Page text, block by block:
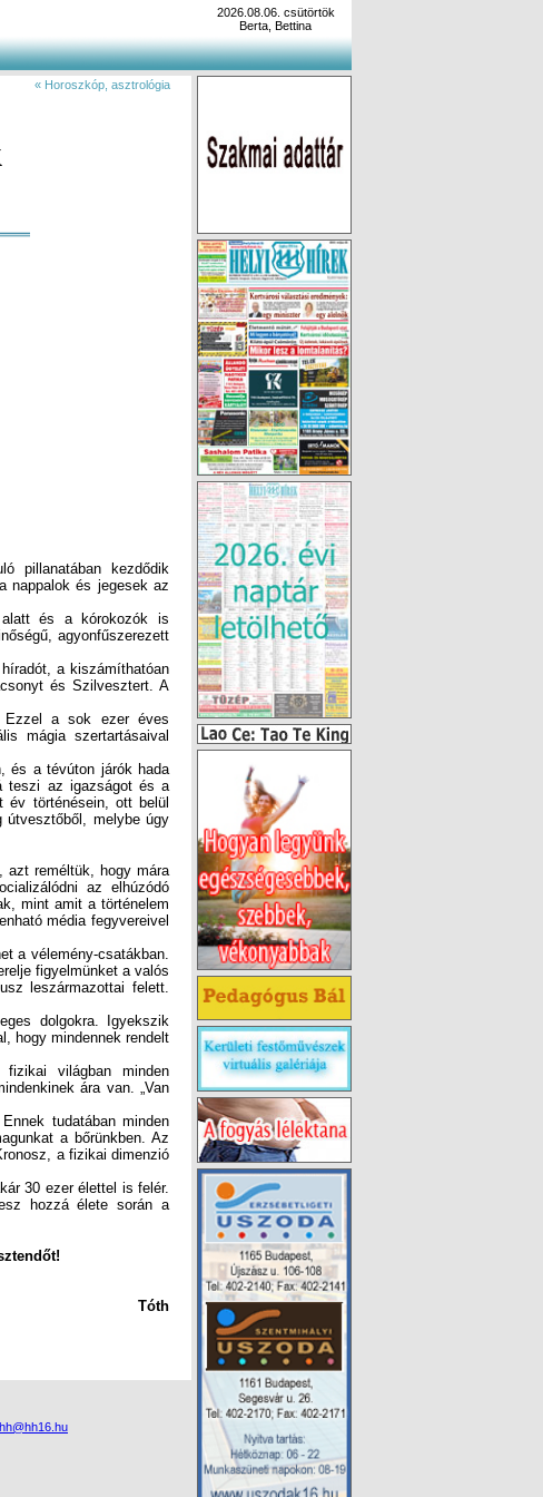
2026.08.06. csütörtök
Berta, Bettina
« Horoszkóp, asztrológia
pillanatában kezdődik
nappalok és jegesek az
és a kórokozók is
iszogatnánk a rossz minőségű, agyonfűszerezett
a kiszámíthatóan
és Szilvesztert. A
Ezzel a sok ezer éves
mágia szertartásaival
és a tévúton járók hada
teszi az igazságot és a
év történésein, ott belül
útvesztőből, melybe úgy
azt reméltük, hogy mára
az elhúzódó
mint amit a történelem
média fegyvereivel
a vélemény-csatákban.
figyelmünket a valós
leszármazottai felett.
dolgokra. Igyekszik
alatt áll, tisztában van azzal, hogy mindennek rendelt
világban minden
ára van. „Van
tudatában minden
a bőrünkben. Az
a fizikai dimenzió
30 ezer élettel is felér.
hozzá élete során a
Tóth
hh@hh16.hu